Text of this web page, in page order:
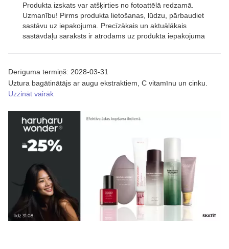
Derīguma termiņš: 2028-03-31
Uztura bagātinātājs ar augu ekstraktiem, C vitamīnu un cinku.
Uzzināt vairāk
Produkta izskats var atšķirties no fotoattēlā redzamā.
Uzmanību! Pirms produkta lietošanas, lūdzu, pārbaudiet
sastāvu uz iepakojuma. Precīzākais un aktuālākais
sastāvdaļu saraksts ir atrodams uz produkta iepakojuma